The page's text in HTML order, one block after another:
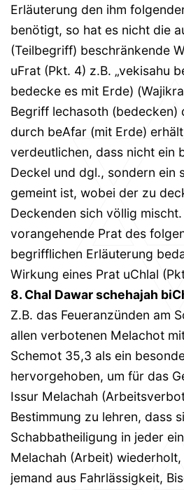
Erläuterung den ihm
benötigt, so hat es nicht die
(Teilbegriff) beschränkende
uFrat (Pkt. 4) z.B. „vekisahu
bedecke es mit Erde)
Begriff lechasoth (bedecken)
durch beAfar (mit Erde)
verdeutlichen, dass nicht ein
Deckel und dgl., sondern ein
gemeint ist, wobei der zu
Deckenden sich völlig
vorangehende Prat des
begrifflichen Erläuterung
Wirkung eines Prat uChlal
8. Chal Dawar schehajah
Z.B. das Feueranzünden am
allen verbotenen Melachot
Schemot 35,3 als ein
hervorgehoben, um für das
Issur Melachah
Bestimmung zu lehren, dass
Schabbatheiligung in jeder
Melachah (Arbeit)
jemand aus Fahrlässigkeit,